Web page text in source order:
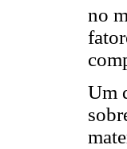
no
Um